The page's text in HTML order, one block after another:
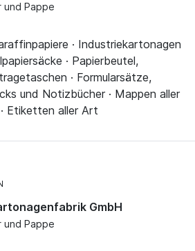
und Pappe
· Industriekartonagen
· Papierbeutel,
· Formularsätze,
und Notizbücher · Mappen aller
Etiketten aller Art
GmbH
und Pappe